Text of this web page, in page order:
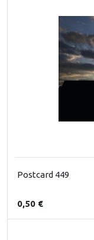
Postcard 449
0,50 €